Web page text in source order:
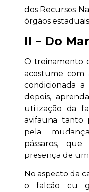
dos Recursos
órgãos
II – Do
O treinamento
acostume com
condicionada
depois,
utilização da
avifauna tanto
pela
pássaros,
presença de
No aspecto da
o falcão ou